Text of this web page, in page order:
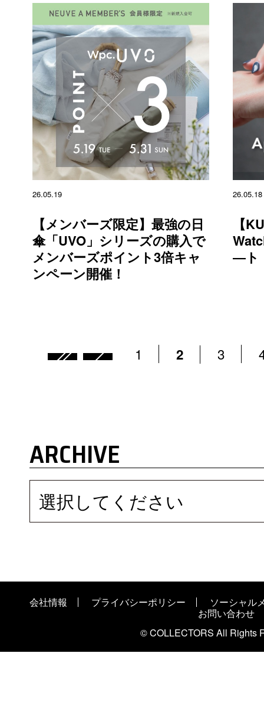
26.05.19
【メンバーズ限定】最強の日
傘「UVO」シリーズの購入で
メンバーズポイント3倍キャ
ンペーン開催！
26.05.18
【
―ト
1 2 3
ARCHIVE
選択してください
会社情報 プライバシーポリシー
ソーシャル
お問い合わせ
© COLLECTORS All Rights